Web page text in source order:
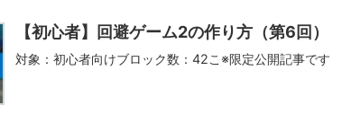
【初心者】回避ゲーム2の作り方（第6回）
対象：初心者向けブロック数：42こ※限定公開記事です